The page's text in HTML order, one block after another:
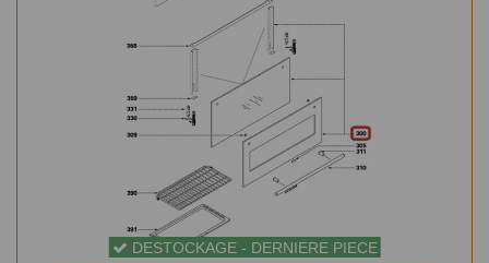
DESTOCKAGE - DERNIERE PIECE